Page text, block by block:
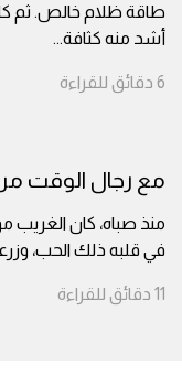
طاقة ظلام خالص. ثم
أشد منه كثافة...
6 دقائق للقراءة
مع رجال الوقت
منذ صباه، كان الغريب
في قلبه ذلك الحب،
11 دقائق للقراءة